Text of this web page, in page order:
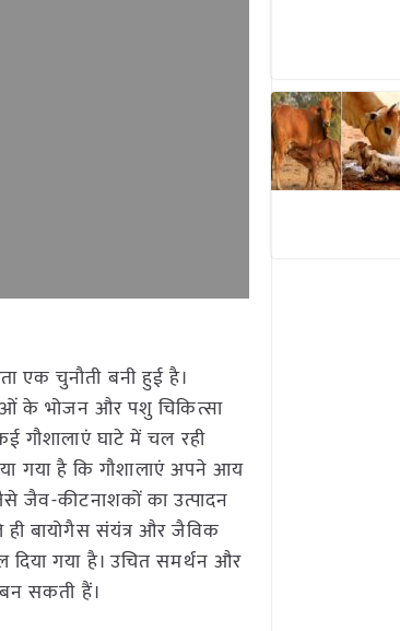
एक चुनौती बनी हुई है।
के भोजन और पशु चिकित्सा
गौशालाएं घाटे में चल रही
गया है कि गौशालाएं अपने आय
जैव-कीटनाशकों का उत्पादन
बायोगैस संयंत्र और जैविक
दिया गया है। उचित समर्थन और
सकती हैं।